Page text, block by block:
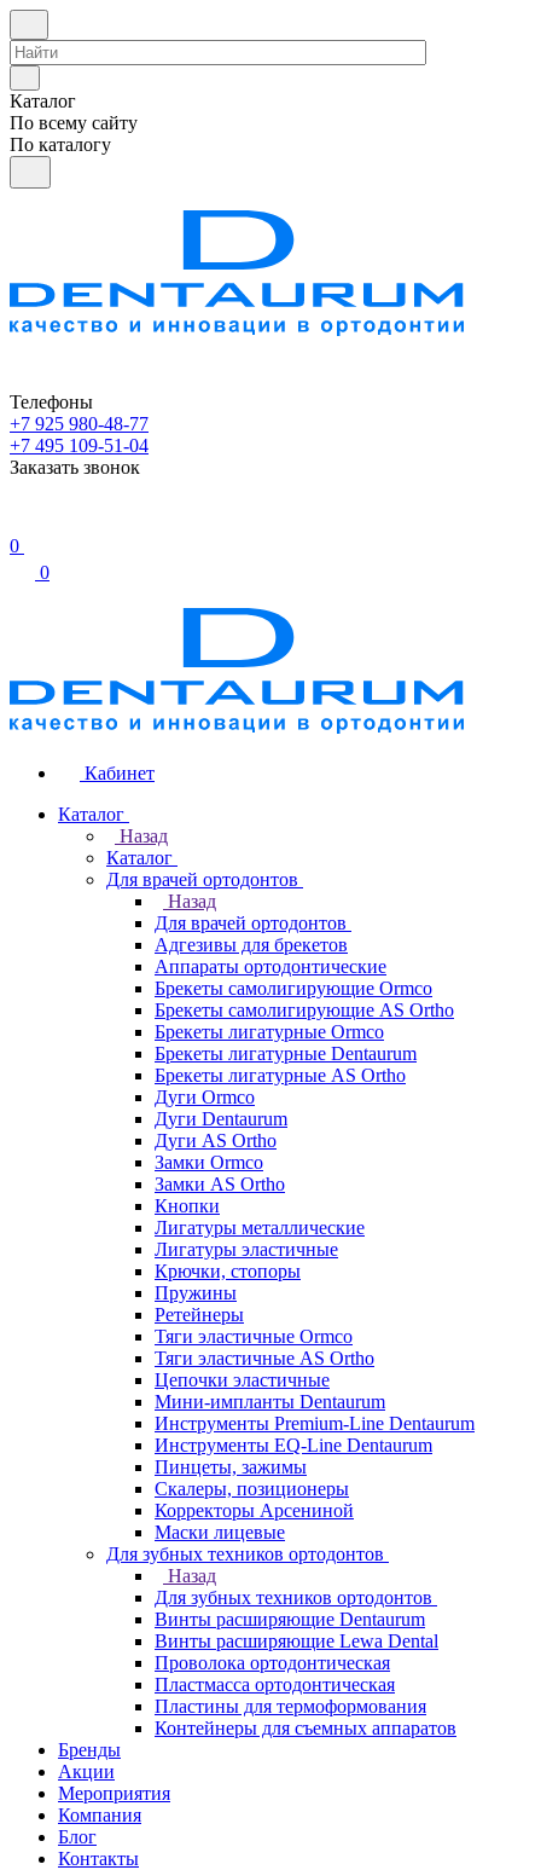
Каталог
По всему сайту
По каталогу
Телефоны
+7 925 980-48-77
+7 495 109-51-04
Заказать звонок
0
0
Кабинет
Каталог
Назад
Каталог
Для врачей ортодонтов
Назад
Для врачей ортодонтов
Адгезивы для брекетов
Аппараты ортодонтические
Брекеты самолигирующие Ormco
Брекеты самолигирующие AS Ortho
Брекеты лигатурные Ormco
Брекеты лигатурные Dentaurum
Брекеты лигатурные AS Ortho
Дуги Ormco
Дуги Dentaurum
Дуги AS Ortho
Замки Ormco
Замки AS Ortho
Кнопки
Лигатуры металлические
Лигатуры эластичные
Крючки, стопоры
Пружины
Ретейнеры
Тяги эластичные Ormco
Тяги эластичные AS Ortho
Цепочки эластичные
Мини-импланты Dentaurum
Инструменты Premium-Line Dentaurum
Инструменты EQ-Line Dentaurum
Пинцеты, зажимы
Скалеры, позиционеры
Корректоры Арсениной
Маски лицевые
Для зубных техников ортодонтов
Назад
Для зубных техников ортодонтов
Винты расширяющие Dentaurum
Винты расширяющие Lewa Dental
Проволока ортодонтическая
Пластмасса ортодонтическая
Пластины для термоформования
Контейнеры для съемных аппаратов
Бренды
Акции
Мероприятия
Компания
Блог
Контакты